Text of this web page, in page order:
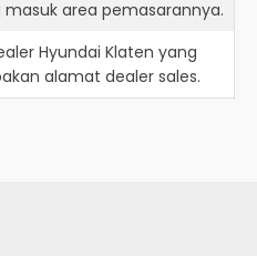
area pemasarannya.
Hyundai Klaten yang
alamat dealer sales.